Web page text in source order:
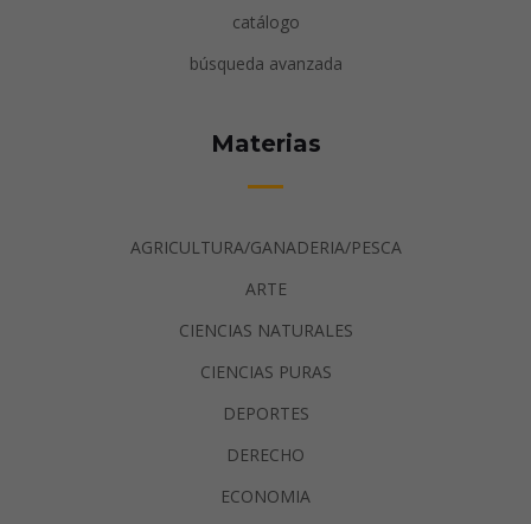
catálogo
búsqueda avanzada
Materias
AGRICULTURA/GANADERIA/PESCA
ARTE
CIENCIAS NATURALES
CIENCIAS PURAS
DEPORTES
DERECHO
ECONOMIA